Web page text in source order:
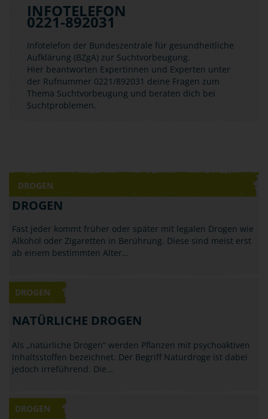
INFOTELEFON
0221-892031
Infotelefon der Bundeszentrale für gesundheitliche
Aufklärung (BZgA) zur Suchtvorbeugung.
Hier beantworten Expertinnen und Experten unter
der Rufnummer 0221/892031 deine Fragen zum
Thema Suchtvorbeugung und beraten dich bei
Suchtproblemen.
DROGEN
DROGEN
Fast jeder kommt früher oder später mit legalen Drogen wie
Alkohol oder Zigaretten in Berührung. Diese sind meist erst
ab einem bestimmten Alter…
DROGEN
NATÜRLICHE DROGEN
Als „natürliche Drogen“ werden Pflanzen mit psychoaktiven
Inhaltsstoffen bezeichnet. Der Begriff Naturdroge ist dabei
jedoch irreführend. Die…
DROGEN